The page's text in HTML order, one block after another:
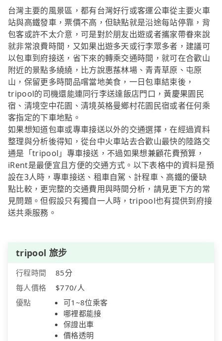
台灣主要的風景區，都有台灣好行或客運公車從主要火車
站與高鐵發車，票價不高，但缺點就是沿途每站停靠，背
包客或許不太介意，可是對於朋友出遊或者攜家帶眷來說
就非常浪費時間，又如果出遊多天或行李眾多者，建議可
以包車到府接送，省下來的轉乘交通時間，就可在合歡山
附近的景點多繞繞，比方說惠蓀林場、青青草原、屯原
山，保留更多時間品嚐當地美食，一日包車結束後，
tripool的司機還能連同行李送達飯店門口，黃慶果園民
宿、清境空中花園、清境英格曼鄉村花園民宿或者任何乘
客指定的下車地點。
如果想知道包車或專車接送以外的交通選擇，在經過資料
整理與分析後得知，從台中火車站去合歡山最快的陸路交
通是「tripool」專車接送，不過如果想兼顧花費預算，
iRent是最便宜且方便的交通方式。以下表格中的資料是預
設在3人時，專車接送、租車自駕、計程車、高鐵的優缺
點比較，更完整的交通費用與時間分析，請見更下方的常
見問題。但假設只有獨自一人時，tripool也有提供到府接
送共乘服務。
tripool 旅步
行程時間
85分
每人價格
$770/人
優點
可1~8位乘客
哪裡都能接
保證出車
價格透明